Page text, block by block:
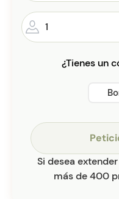
1
¿Tienes un
Si desea
más de 400